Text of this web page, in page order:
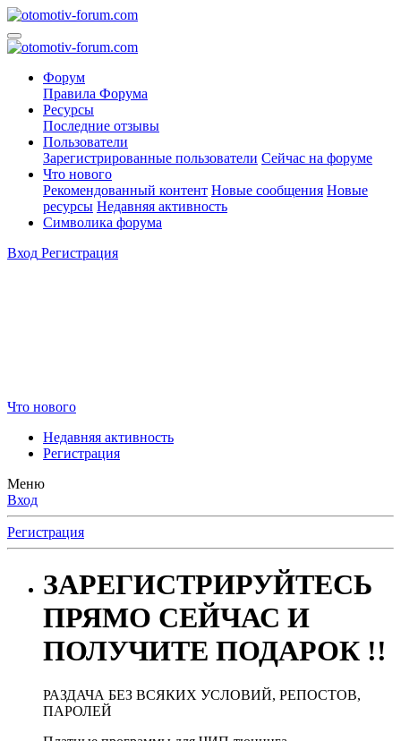
Форум
Правила Форума
Ресурсы
Последние отзывы
Пользователи
Зарегистрированные пользователи Сейчас на форуме
Что нового
Рекомендованный контент Новые сообщения Новые
ресурсы Недавняя активность
Символика форума
Вход Регистрация
Что нового
Недавняя активность
Регистрация
Меню
Вход
Регистрация
ЗАРЕГИСТРИРУЙТЕСЬ
ПРЯМО СЕЙЧАС И
ПОЛУЧИТЕ ПОДАРОК !!
РАЗДАЧА БЕЗ ВСЯКИХ УСЛОВИЙ, РЕПОСТОВ,
ПАРОЛЕЙ